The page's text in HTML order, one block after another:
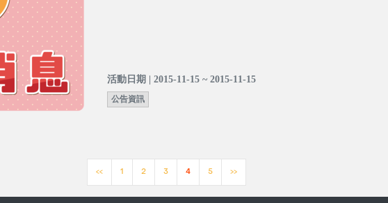
活動日期 | 2015-11-15 ~ 2015-11-15
公告資訊
<< 1 2 3 4 5 >>